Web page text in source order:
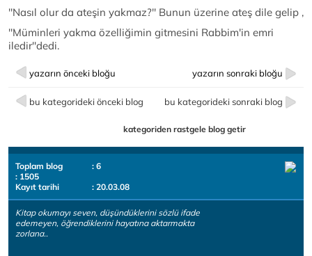
''Nasıl olur da ateşin yakmaz?'' Bunun üzerine ateş dile gelip ,
''Müminleri yakma özelliğimin gitmesini Rabbim'in emri
iledir''dedi.
yazarın önceki bloğu yazarın sonraki bloğu
bu kategorideki önceki blog bu kategorideki sonraki blog
kategoriden rastgele blog getir
Toplam blog
: 6
: 1505
Kayıt tarihi
: 20.03.08
Kitap okumayı seven, düşündüklerini sözlü ifade
edemeyen, öğrendiklerini hayatına aktarmakta
zorlana..